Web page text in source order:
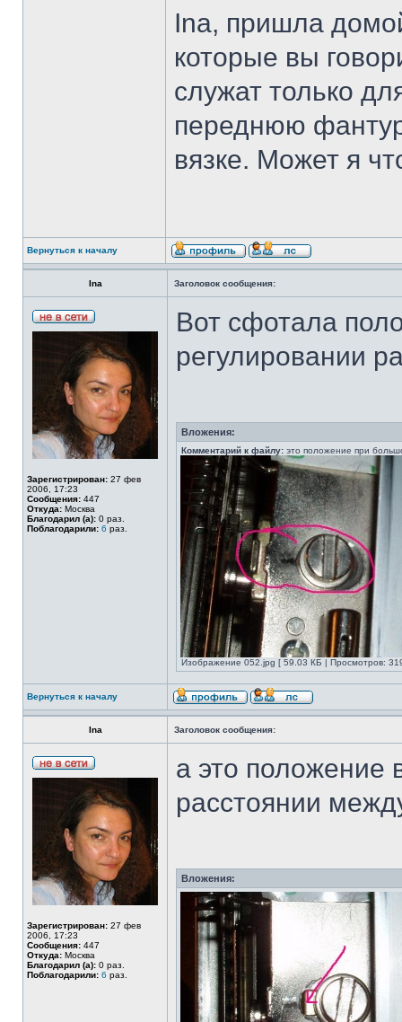
Ina, пришла
которые вы
служат только
переднюю
вязке. Может я
Вернуться к началу
Ina Заголовок сообщения:
Зарегистрирован: 27 фев
2006, 17:23
Сообщения: 447
Откуда: Москва
Благодарил (а): 0 раз.
Поблагодарили: 6 раз.
Вот сфотала
регулировании
Вложения:
Комментарий к файлу: это положение при
Изображение 052.jpg [ 59.03 КБ | Просмотров:
Вернуться к началу
Ina Заголовок сообщения:
Зарегистрирован: 27 фев
2006, 17:23
Сообщения: 447
Откуда: Москва
Благодарил (а): 0 раз.
Поблагодарили: 6 раз.
а это положение
расстоянии
Вложения: